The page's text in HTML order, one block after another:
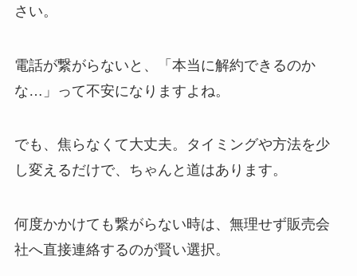
さい。
電話が繋がらないと、「本当に解約できるのか
な…」って不安になりますよね。
でも、焦らなくて大丈夫。タイミングや方法を少
し変えるだけで、ちゃんと道はあります。
何度かかけても繋がらない時は、無理せず販売会
社へ直接連絡するのが賢い選択。